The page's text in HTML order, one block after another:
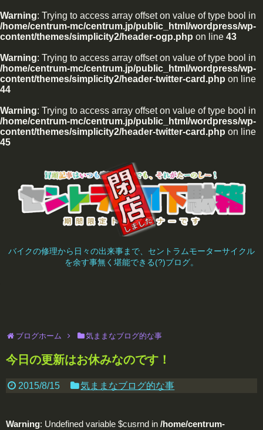
Warning: Trying to access array offset on value of type bool in
/home/centrum-mc/centrum.jp/public_html/wordpress/wp-
content/themes/simplicity2/header-ogp.php on line 43
Warning: Trying to access array offset on value of type bool in
/home/centrum-mc/centrum.jp/public_html/wordpress/wp-
content/themes/simplicity2/header-twitter-card.php on line
44
Warning: Trying to access array offset on value of type bool in
/home/centrum-mc/centrum.jp/public_html/wordpress/wp-
content/themes/simplicity2/header-twitter-card.php on line
45
バイクの修理から日々の出来事まで、セントラムモーターサイクル
を余す事無く堪能できる(?)ブログ。
ブログホーム 気ままなブログ的な事
今日の更新はお休みなのです！
2015/8/15 気ままなブログ的な事
Warning: Undefined variable $cusrnd in /home/centrum-